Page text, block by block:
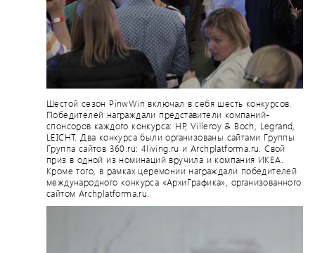
Шестой сезон PinwWin включал в себя шесть конкурсов.
Победителей награждали представители компаний-
спонсоров каждого конкурса: HP, Villeroy & Boch, Legrand,
LEICHT. Два конкурса были организованы сайтами Группы
Группа сайтов 360.ru: 4living.ru и Archplatforma.ru. Свой
приз в одной из номинаций вручила и компания ИКЕА.
Кроме того, в рамках церемонии награждали победителей
международного конкурса «АрхиГрафика», организованного
сайтом Archplatforma.ru.